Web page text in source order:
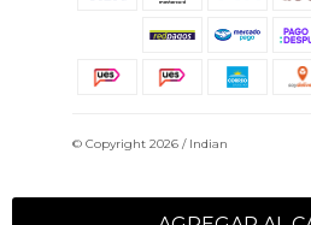
© Copyright 2026 / Indian